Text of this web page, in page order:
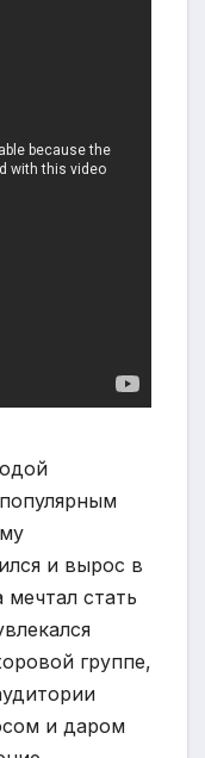
и вырос в
стать
группе,
и даром